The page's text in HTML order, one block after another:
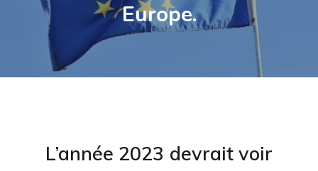
Europe.
L’année 2023 devrait voir